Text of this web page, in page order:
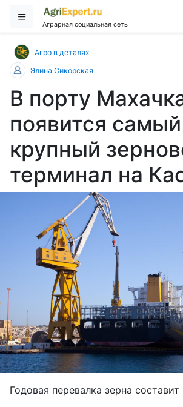
Аграрная социальная сеть
Агро в деталях
Элина Сикорская
В порту
появится самый
крупный
терминал на
Годовая перевалка зерна составит